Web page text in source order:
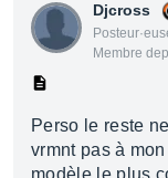
Djcross
Membre
Perso le reste
vrmnt pas à
modèle le plus